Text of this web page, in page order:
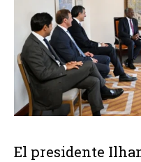
El presidente